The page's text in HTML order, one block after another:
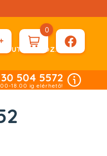
ÁTUTALÁSHOZ.
0
504 5572
18.00 ig elérhető!